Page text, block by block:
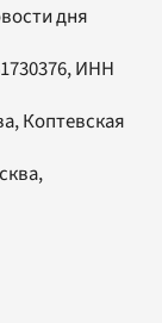
дня
ИНН
Коптевская
,